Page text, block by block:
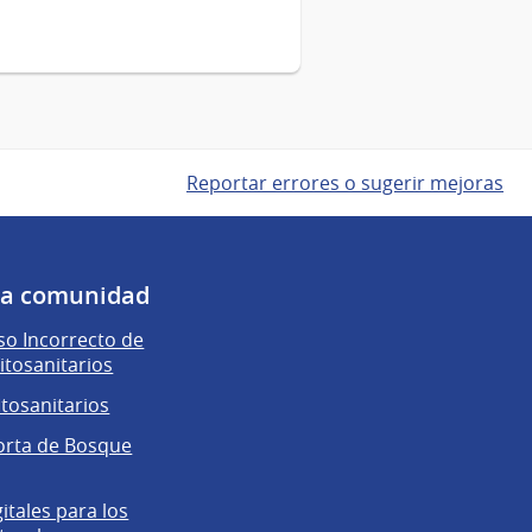
Reportar errores o sugerir mejoras
comunidad
Incorrecto de
de Bosque
para los